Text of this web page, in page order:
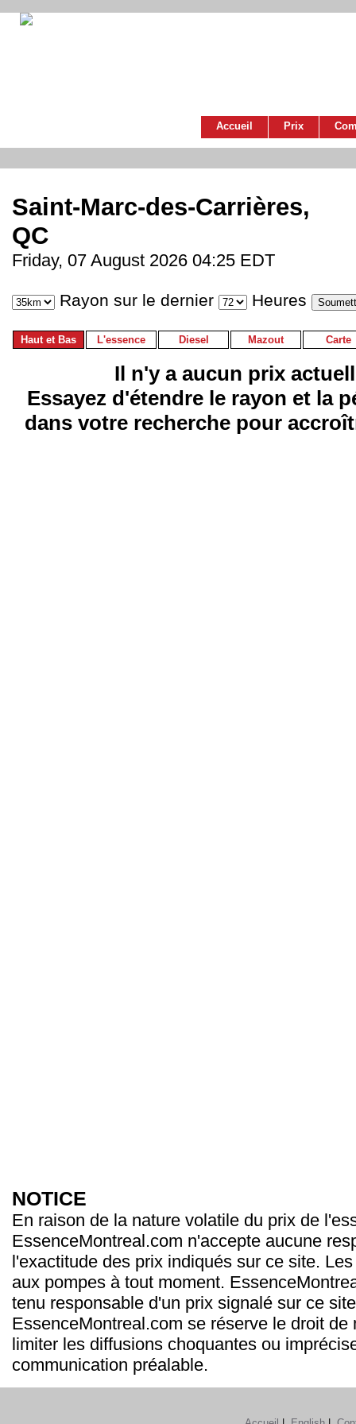
Accueil Prix
Saint-Marc-des-Carrières,
QC
Friday, 07 August 2026 04:25 EDT
Rayon sur le dernier Heures
Haut et Bas L'essence Diesel Mazout Carte
Il n'y a aucun prix
Essayez d'étendre le rayon et la
dans votre recherche pour
NOTICE
En raison de la nature volatile du prix de
EssenceMontreal.com n'accepte aucune
l'exactitude des prix indiqués sur ce site.
aux pompes à tout moment.
tenu responsable d'un prix signalé sur ce
EssenceMontreal.com se réserve le droit de
limiter les diffusions choquantes ou
communication préalable.